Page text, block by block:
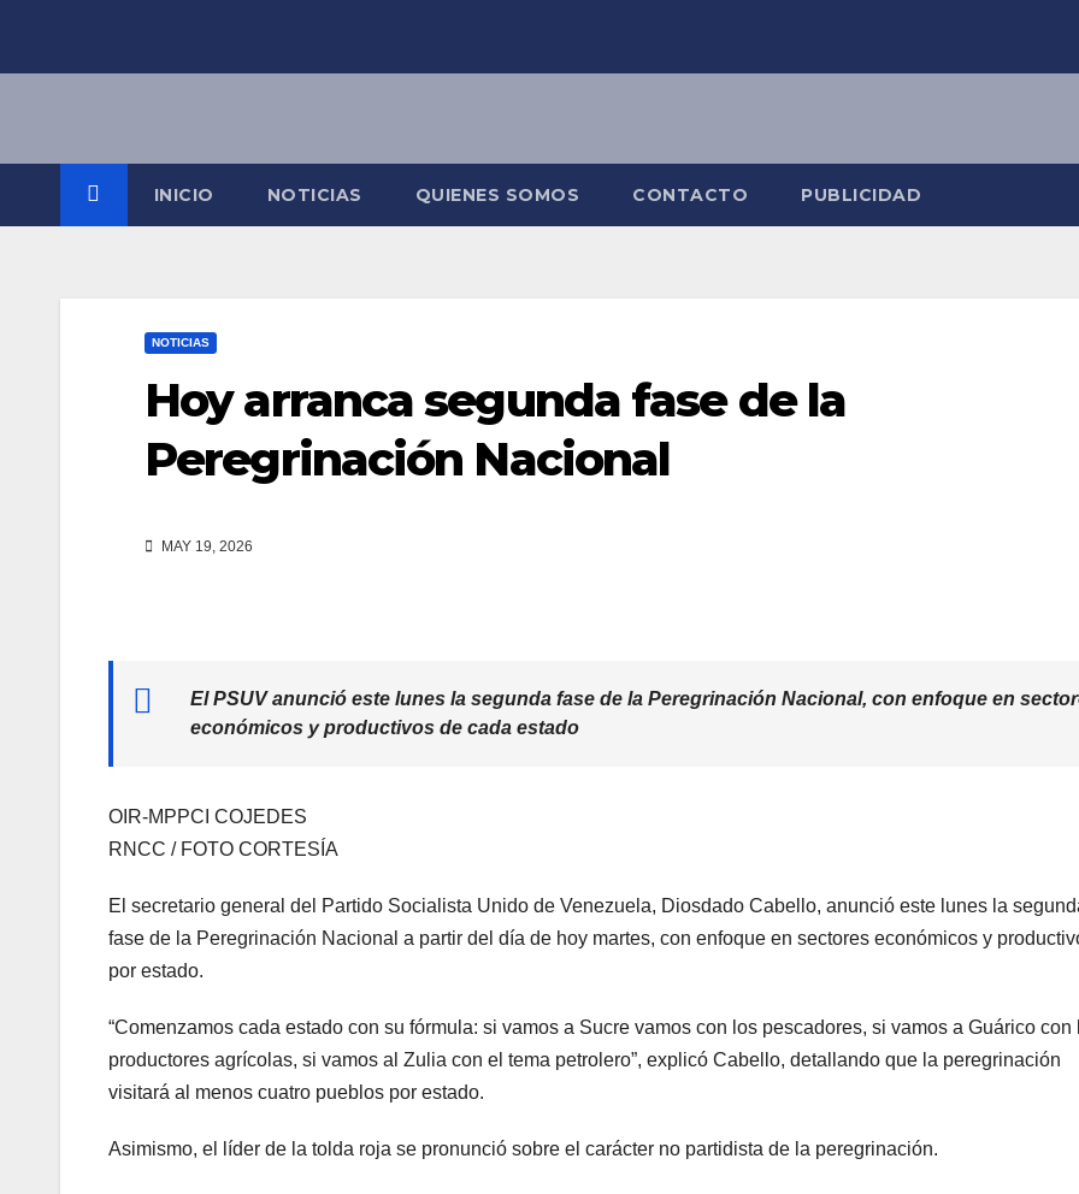
INICIO NOTICIAS QUIENES SOMOS CONTACTO PUBLICIDAD
NOTICIAS
Hoy arranca segunda fase de la
Peregrinación Nacional
MAY 19, 2026
El PSUV anunció este lunes la segunda fase de la Peregrinación Nacional, con enfoque en
económicos y productivos de cada estado
OIR-MPPCI COJEDES
RNCC / FOTO CORTESÍA
El secretario general del Partido Socialista Unido de Venezuela, Diosdado Cabello, anunció este lunes la
fase de la Peregrinación Nacional a partir del día de hoy martes, con enfoque en sectores económicos y
por estado.
“Comenzamos cada estado con su fórmula: si vamos a Sucre vamos con los pescadores, si vamos a Guárico con
productores agrícolas, si vamos al Zulia con el tema petrolero”, explicó Cabello, detallando que la peregrinación
visitará al menos cuatro pueblos por estado.
Asimismo, el líder de la tolda roja se pronunció sobre el carácter no partidista de la peregrinación.